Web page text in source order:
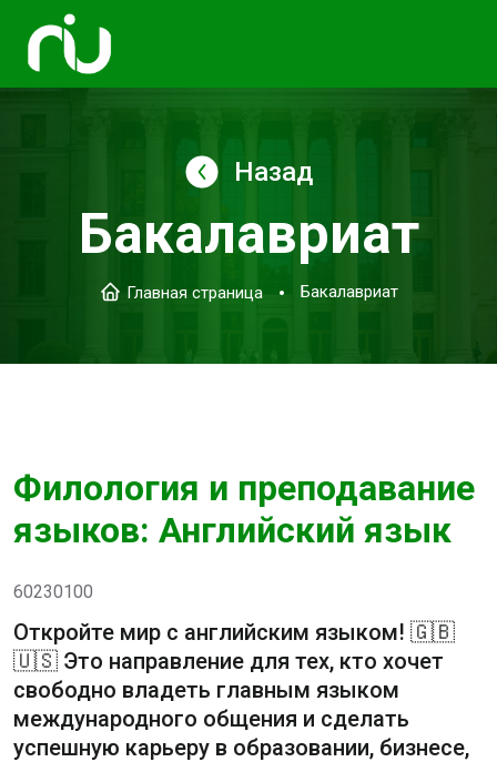
Назад
Бакалавриат
Главная страница Бакалавриат
Филология и преподавание
языков: Английский язык
60230100
Откройте мир с английским языком! 🇬🇧
🇺🇸 Это направление для тех, кто хочет
свободно владеть главным языком
международного общения и сделать
успешную карьеру в образовании, бизнесе,